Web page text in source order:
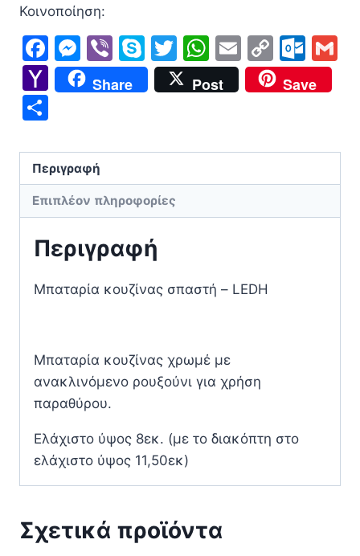
Κοινοποίηση:
Facebook
Messenger
ViberSkype
Twitter
WhatsApp
EmailCopy
Link
Yahoo
Mail
Share Post Save
Περιγραφή
Επιπλέον πληροφορίες
Περιγραφή
Μπαταρία κουζίνας σπαστή – LEDH
Μπαταρία κουζίνας χρωμέ με
ανακλινόμενο ρουξούνι για χρήση
παραθύρου.
Ελάχιστο ύψος 8εκ. (με το διακόπτη στο
ελάχιστο ύψος 11,50εκ)
Σχετικά προϊόντα